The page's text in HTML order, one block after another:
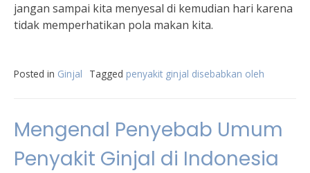
jangan sampai kita menyesal di kemudian hari karena
tidak memperhatikan pola makan kita.
Posted in Ginjal Tagged penyakit ginjal disebabkan oleh
Mengenal Penyebab Umum
Penyakit Ginjal di Indonesia